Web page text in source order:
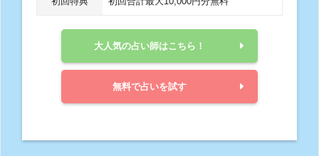
大人気の占い師はこちら！
無料で占いを試す